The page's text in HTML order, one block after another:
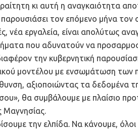
κι αυτή η αναγκαιότητα
τον επόμενο μήνα τον
νέα εργαλεία, είναι απολύτως
που αδυνατούν να
την κυβερνητική
μοντέλου με ενσωμάτωση των
αξιοποιώντας τα δεδομένα
θα συμβάλουμε με πλαίσιο
Μαγνησίας.
την ελπίδα. Να κάνουμε,